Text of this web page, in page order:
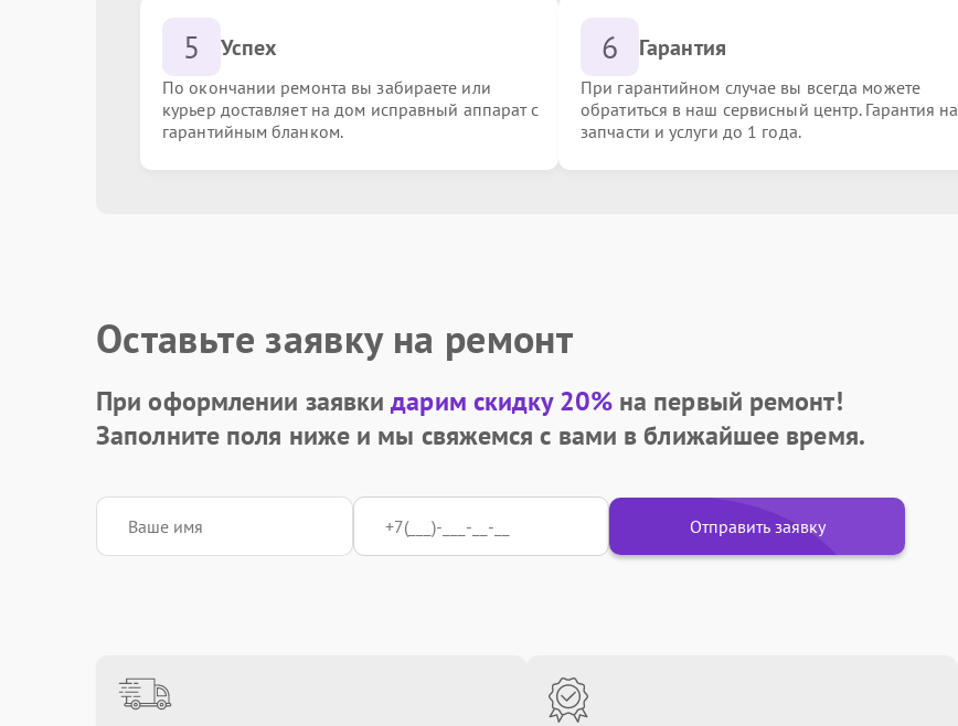
Ремонт механизма подставки/наклона
5 Успех
По окончании ремонта вы забираете или
курьер доставляет на дом исправный аппарат с
гарантийным бланком.
6 Гарантия
При гарантийном случае вы всегда можете
обратиться в наш сервисный центр. Гарантия на
запчасти и услуги до 1 года.
Оставьте заявку на ремонт
При оформлении заявкидарим скидку 20%на первый ремонт!
Заполните поля ниже и мы свяжемся с вами в ближайшее время.
Отправить заявку